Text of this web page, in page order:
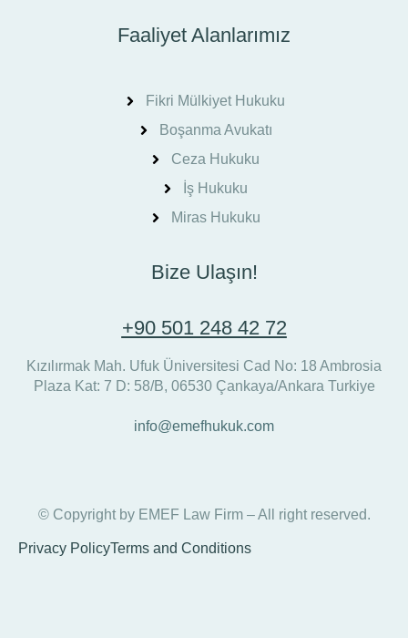
Faaliyet Alanlarımız
Fikri Mülkiyet Hukuku
Boşanma Avukatı
Ceza Hukuku
İş Hukuku
Miras Hukuku
Bize Ulaşın!
+90 501 248 42 72
Kızılırmak Mah. Ufuk Üniversitesi Cad No: 18 Ambrosia
Plaza Kat: 7 D: 58/B, 06530 Çankaya/Ankara Turkiye
info@emefhukuk.com
© Copyright by EMEF Law Firm – All right reserved.
Privacy PolicyTerms and Conditions